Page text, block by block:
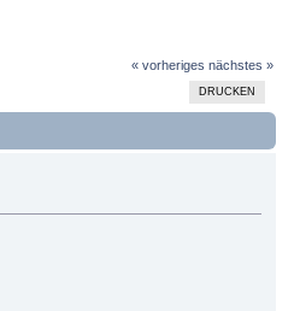
« vorheriges nächstes »
DRUCKEN